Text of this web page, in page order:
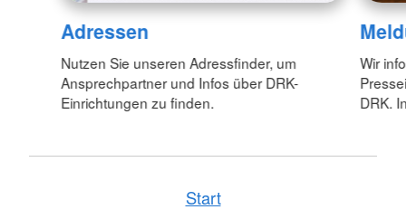
Adressen
Nutzen Sie unseren Adressfinder, um
Ansprechpartner und Infos über DRK-
Einrichtungen zu finden.
Wir
DRK.
Start